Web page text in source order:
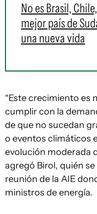
No es Brasil,
mejor país de
una nueva vida
“Este crecimiento es
cumplir con la
de que no sucedan
o eventos climáticos
evolución moderada
agregó Birol, quién
reunión de la AIE
ministros de energía.